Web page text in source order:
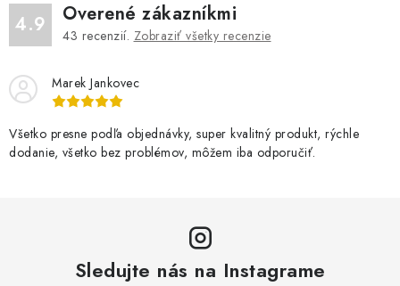
4.9 Overené zákazníkmi
43 recenzií. Zobraziť všetky recenzie
Marek Jankovec
Všetko presne podľa objednávky, super kvalitný produkt, rýchle
dodanie, všetko bez problémov, môžem iba odporučiť.
Sledujte nás na Instagrame